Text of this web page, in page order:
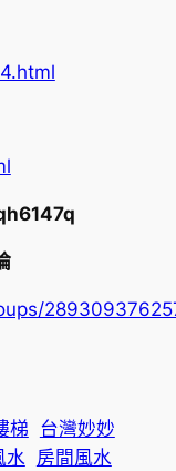
梯
台灣妙妙
水 房間風水